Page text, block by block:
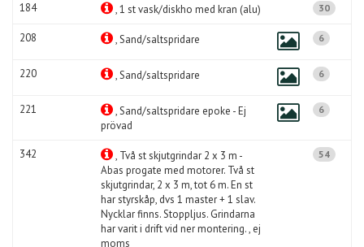
184 , 1 st vask/diskho med kran (alu) 30
208 , Sand/saltspridare 6
220 , Sand/saltspridare 6
221
, Sand/saltspridare epoke - Ej
prövad
6
342
, Två st skjutgrindar 2 x 3 m -
Abas progate med motorer. Två st
skjutgrindar, 2 x 3 m, tot 6 m. En st
har styrskåp, dvs 1 master + 1 slav.
Nycklar finns. Stoppljus. Grindarna
har varit i drift vid ner montering. , ej
moms
54